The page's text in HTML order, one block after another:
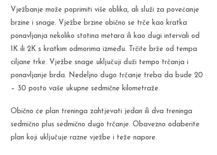
Vježbanje može poprimiti više oblika, ali služi za povećanje
brzine i snage. Vježbe brzine obično se trče kao kratka
ponavljanja nekoliko stotina metara ili kao dugi intervali od
1K ili 2K s kratkim odmorima između. Trčite brže od tempa
ciljane trke. Vježbe snage uključuji duži tempo trčanja i
ponavljanje brda. Nedeljno dugo trčanje treba da bude 20
– 30 posto vaše ukupne sedmične kilometraže.
Obično će plan treninga zahtjevati jedan ili dva treninga
sedmično plus sedmično dugo trčanje. Obavezno odaberite
plan koji uključuje razne vježbe i teže napore.